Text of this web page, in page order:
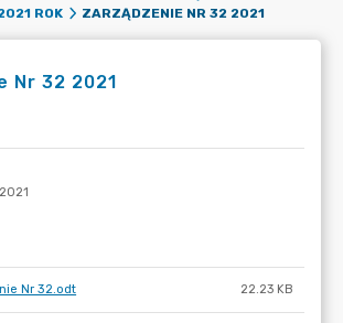
ROK
ZARZĄDZENIE NR 32 2021
Nr 32 2021
Nr 32.odt 22.23 KB